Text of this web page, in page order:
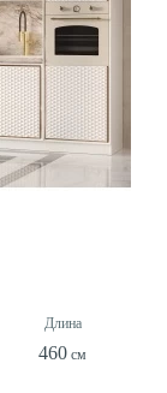
460